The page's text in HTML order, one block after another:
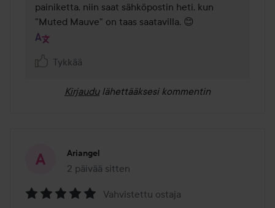
painiketta, niin saat sähköpostin heti, kun
"Muted Mauve" on taas saatavilla. 😊
Tykkää
Kirjaudu lähettääksesi kommentin
Ariangel
2 päivää sitten
Viesti luotiin 2 päivää sitten
Vahvistettu ostaja